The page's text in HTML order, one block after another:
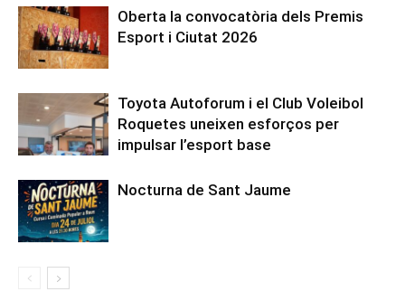
Oberta la convocatòria dels Premis
Esport i Ciutat 2026
Toyota Autoforum i el Club Voleibol
Roquetes uneixen esforços per
impulsar l’esport base
Nocturna de Sant Jaume